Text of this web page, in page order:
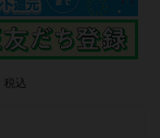
税込